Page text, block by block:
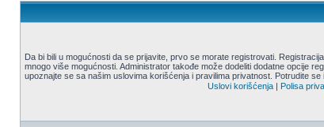
Da bi bili u mogućnosti da se prijavite, prvo se morate registrovati.
mnogo više mogućnosti. Administrator takođe može dodeliti dodatne opcije
upoznajte se sa našim uslovima korišćenja i pravilima privatnost. Potrudite
Uslovi korišćenja| Polisa